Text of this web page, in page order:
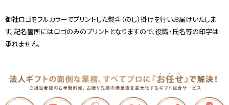
御社ロゴをフルカラーでプリントした熨斗（のし）掛けを行いお届けいたしま
す。記名箇所にはロゴのみのプリントとなりますので、役職・氏名等の印字は
承れません。